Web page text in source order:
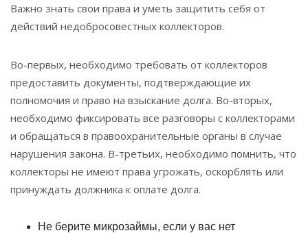
Важно знать свои права и уметь защитить себя от
действий недобросовестных коллекторов.
Во-первых, необходимо требовать от коллекторов
предоставить документы, подтверждающие их
полномочия и право на взыскание долга. Во-вторых,
необходимо фиксировать все разговоры с коллекторами
и обращаться в правоохранительные органы в случае
нарушения закона. В-третьих, необходимо помнить, что
коллекторы не имеют права угрожать, оскорблять или
принуждать должника к оплате долга.
Не берите микрозаймы, если у вас нет